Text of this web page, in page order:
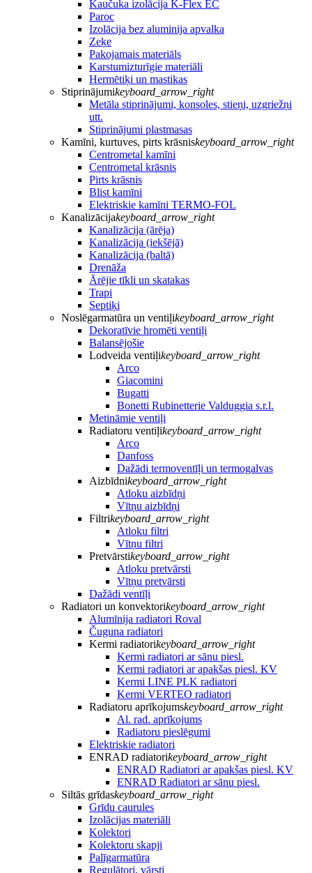
Kaučuka izolācija K-Flex EC
Paroc
Izolācija bez aluminija apvalka
Zeķe
Pakojamais materiāls
Karstumizturīgie materiāli
Hermētiķi un mastikas
Stiprinājumikeyboard_arrow_right
Metāla stiprinājumi, konsoles, stieņi, uzgriežņi
utt.
Stiprinājumi plastmasas
Kamīni, kurtuves, pirts krāsniskeyboard_arrow_right
Centrometal kamīni
Centrometal krāsnis
Pirts krāsnis
Blist kamīni
Elektriskie kamīni TERMO-FOL
Kanalizācijakeyboard_arrow_right
Kanalizācija (ārēja)
Kanalizācija (iekšējā)
Kanalizācija (baltā)
Drenāža
Ārējie tīkli un skatakas
Trapi
Septiķi
Noslēgarmatūra un ventiļikeyboard_arrow_right
Dekoratīvie hromēti ventiļi
Balansējošie
Lodveida ventiļikeyboard_arrow_right
Arco
Giacomini
Bugatti
Bonetti Rubinetterie Valduggia s.r.l.
Metināmie ventiļi
Radiatoru ventiļikeyboard_arrow_right
Arco
Danfoss
Dažādi termoventīļi un termogalvas
Aizbīdnikeyboard_arrow_right
Atloku aizbīdņi
Vītņu aizbīdņi
Filtrikeyboard_arrow_right
Atloku filtri
Vītņu filtri
Pretvārstikeyboard_arrow_right
Atloku pretvārsti
Vītņu pretvārsti
Dažādi ventīļi
Radiatori un konvektorikeyboard_arrow_right
Alumīnija radiatori Roval
Čuguna radiatori
Kermi radiatorikeyboard_arrow_right
Kermi radiatori ar sānu piesl.
Kermi radiatori ar apakšas piesl. KV
Kermi LINE PLK radiatori
Kermi VERTEO radiatori
Radiatoru aprīkojumskeyboard_arrow_right
Al. rad. aprīkojums
Radiatoru pieslēgumi
Elektriskie radiatori
ENRAD radiatorikeyboard_arrow_right
ENRAD Radiatori ar apakšas piesl. KV
ENRAD Radiatori ar sānu piesl.
Siltās grīdaskeyboard_arrow_right
Grīdu caurules
Izolācijas materiāli
Kolektori
Kolektoru skapji
Palīgarmatūra
Regulātori, vārsti